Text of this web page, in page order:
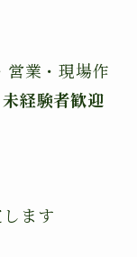
営業・現場作
未経験者歓迎
ます